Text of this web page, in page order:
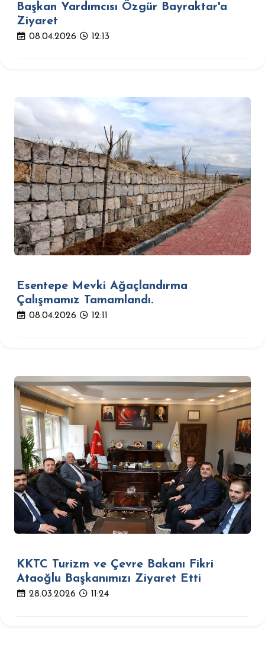
Başkan Yardımcısı Özgür Bayraktar'a
Ziyaret
08.04.2026 12:13
Esentepe Mevki Ağaçlandırma
Çalışmamız Tamamlandı.
08.04.2026 12:11
KKTC Turizm ve Çevre Bakanı Fikri
Ataoğlu Başkanımızı Ziyaret Etti
28.03.2026 11:24